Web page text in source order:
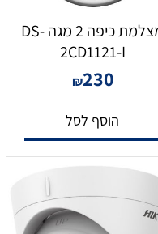
מצלמת כיפה 2 מגה DS-
2CD1121-I
₪230
הוסף לסל